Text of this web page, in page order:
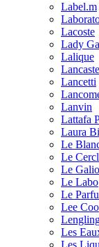
Label.m
Lacoste
Lady
Lalique
Lancetti
Lanvin
Lattafa
Laura
Le
Le
Le
Le Labo
Le
Lee
Les
Les